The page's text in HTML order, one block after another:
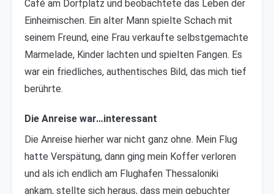
Café am Dorfplatz und beobachtete das Leben der
Einheimischen. Ein alter Mann spielte Schach mit
seinem Freund, eine Frau verkaufte selbstgemachte
Marmelade, Kinder lachten und spielten Fangen. Es
war ein friedliches, authentisches Bild, das mich tief
berührte.
Die Anreise war…interessant
Die Anreise hierher war nicht ganz ohne. Mein Flug
hatte Verspätung, dann ging mein Koffer verloren
und als ich endlich am Flughafen Thessaloniki
ankam, stellte sich heraus, dass mein gebuchter